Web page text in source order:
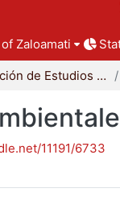
Zaloamati
Coordinación de Estudios de Posgrado - CBI
11191/6733